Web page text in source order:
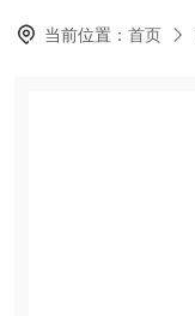
当前位置：首页